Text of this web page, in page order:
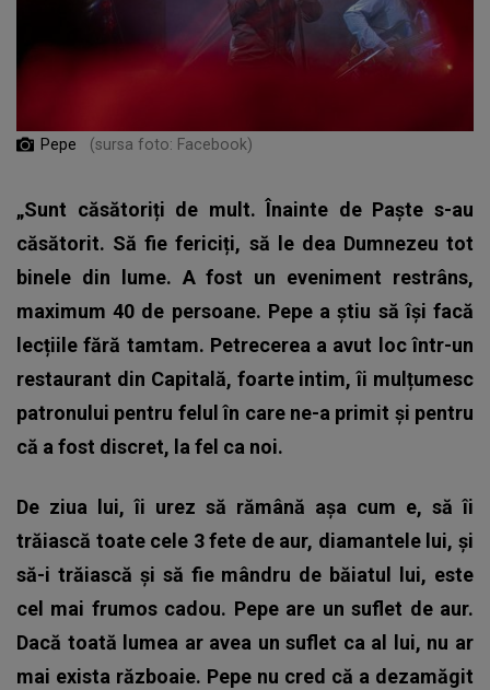
Pepe (sursa foto: Facebook)
„Sunt căsătoriți de mult. Înainte de Paște s-au
căsătorit. Să fie fericiți, să le dea Dumnezeu tot
binele din lume. A fost un eveniment restrâns,
maximum 40 de persoane. Pepe a știu să își facă
lecțiile fără tamtam. Petrecerea a avut loc într-un
restaurant din Capitală, foarte intim, îi mulțumesc
patronului pentru felul în care ne-a primit și pentru
că a fost discret, la fel ca noi.
De ziua lui, îi urez să rămână așa cum e, să îi
trăiască toate cele 3 fete de aur, diamantele lui, și
să-i trăiască și să fie mândru de băiatul lui, este
cel mai frumos cadou. Pepe are un suflet de aur.
Dacă toată lumea ar avea un suflet ca al lui, nu ar
mai exista războaie. Pepe nu cred că a dezamăgit